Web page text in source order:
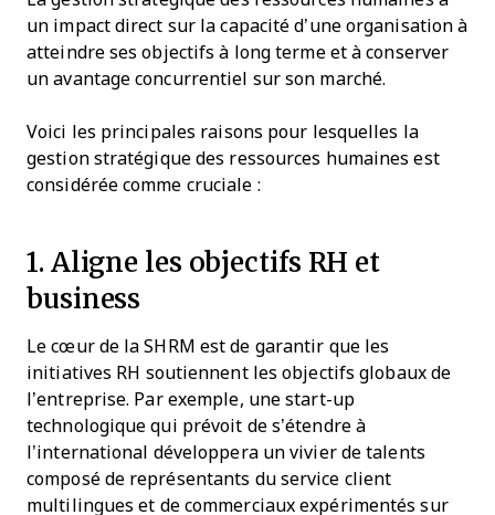
un impact direct sur la capacité d’une organisation à
atteindre ses objectifs à long terme et à conserver
un avantage concurrentiel sur son marché.
Voici les principales raisons pour lesquelles la
gestion stratégique des ressources humaines est
considérée comme cruciale :
1. Aligne les objectifs RH et
business
Le cœur de la SHRM est de garantir que les
initiatives RH soutiennent les objectifs globaux de
l’entreprise. Par exemple, une start-up
technologique qui prévoit de s’étendre à
l’international développera un vivier de talents
composé de représentants du service client
multilingues et de commerciaux expérimentés sur